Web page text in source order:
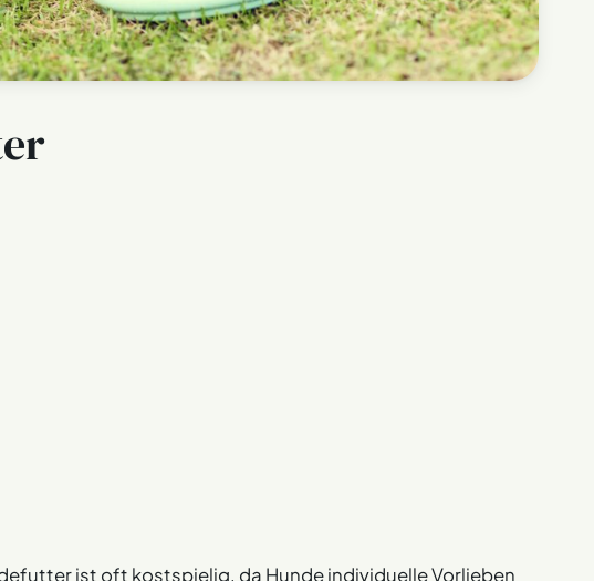
ist oft kostspielig, da Hunde individuelle Vorlieben